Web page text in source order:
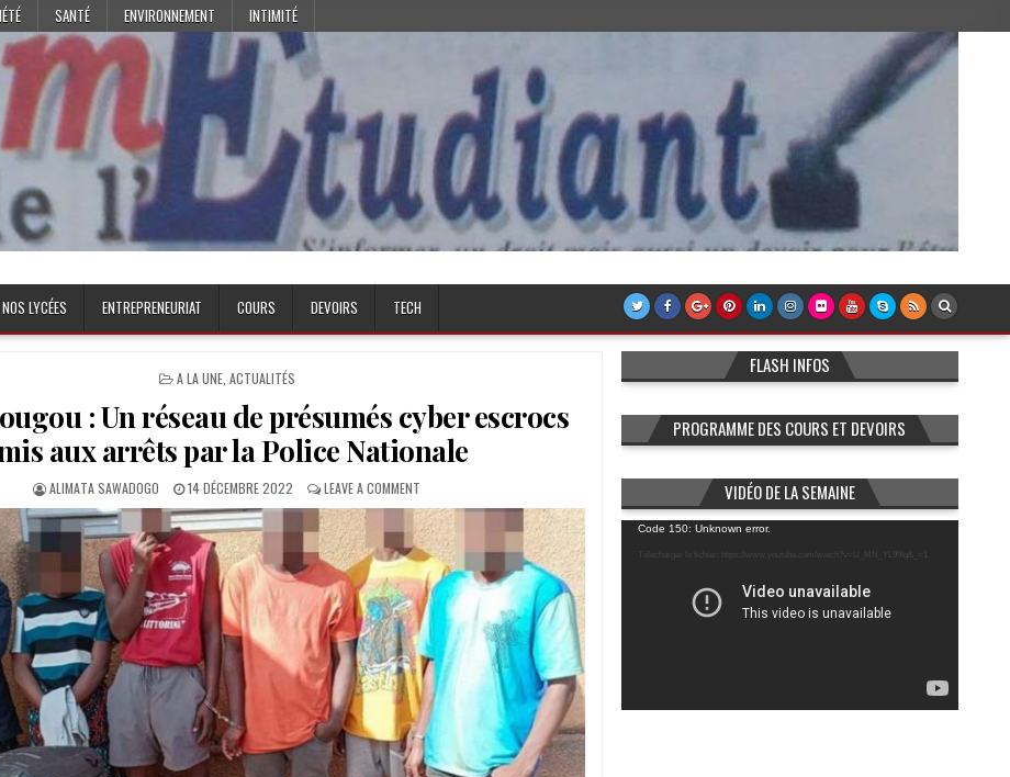
SANTÉ ENVIRONNEMENT INTIMITÉ
LYCÉES ENTREPRENEURIAT COURS DEVOIRS TECH
POSTED
A LA UNE, ACTUALITÉS
: Un réseau de présumés cyber escrocs
aux arrêts par la Police Nationale
AUTHOR:
ALIMATA SAWADOGO
PUBLISHED
DATE:
14 DÉCEMBRE 2022 LEAVE A COMMENT
OUAGADOUGOU
:
UN
RÉSEAU
DE
PRÉSUMÉS
CYBER
ESCROCS
MIS
AUX
ARRÊTS
PAR
LA
POLICE
NATIONALE
FLASH INFOS
PROGRAMME DES COURS ET DEVOIRS
VIDÉO DE LA SEMAINE
Lecteur
vidéo
Code 150: Unknown error.
Télécharger le fichier: https://www.youtube.com/watch?v=U_MN_YL99Ig&_=1